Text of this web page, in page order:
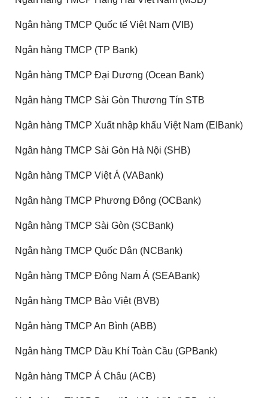
Ngân hàng TMCP Quốc tế Việt Nam (VIB)
Ngân hàng TMCP (TP Bank)
Ngân hàng TMCP Đại Dương (Ocean Bank)
Ngân hàng TMCP Sài Gòn Thương Tín STB
Ngân hàng TMCP Xuất nhập khẩu Việt Nam (EIBank)
Ngân hàng TMCP Sài Gòn Hà Nội (SHB)
Ngân hàng TMCP Việt Á (VABank)
Ngân hàng TMCP Phương Đông (OCBank)
Ngân hàng TMCP Sài Gòn (SCBank)
Ngân hàng TMCP Quốc Dân (NCBank)
Ngân hàng TMCP Đông Nam Á (SEABank)
Ngân hàng TMCP Bảo Việt (BVB)
Ngân hàng TMCP An Bình (ABB)
Ngân hàng TMCP Dầu Khí Toàn Cầu (GPBank)
Ngân hàng TMCP Á Châu (ACB)